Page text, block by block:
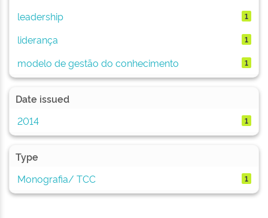
leadership 1
liderança 1
modelo de gestão do conhecimento 1
Date issued
2014
1
Type
Monografia/ TCC
1